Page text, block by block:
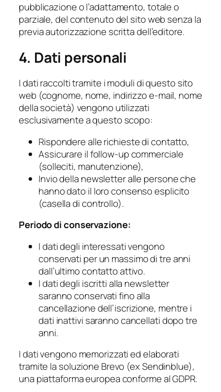
pubblicazione o l’adattamento, totale o
parziale, del contenuto del sito web senza la
previa autorizzazione scritta dell’editore.
4. Dati personali
I dati raccolti tramite i moduli di questo sito
web (cognome, nome, indirizzo e-mail, nome
della società) vengono utilizzati
esclusivamente a questo scopo:
Rispondere alle richieste di contatto,
Assicurare il follow-up commerciale
(solleciti, manutenzione),
Invio della newsletter alle persone che
hanno dato il loro consenso esplicito
(casella di controllo).
Periodo di conservazione:
I dati degli interessati vengono
conservati per un massimo di tre anni
dall’ultimo contatto attivo.
I dati degli iscritti alla newsletter
saranno conservati fino alla
cancellazione dell’iscrizione, mentre i
dati inattivi saranno cancellati dopo tre
anni.
I dati vengono memorizzati ed elaborati
tramite la soluzione Brevo (ex Sendinblue),
una piattaforma europea conforme al GDPR.